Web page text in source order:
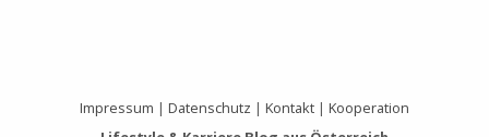
Impressum | Datenschutz | Kontakt | Kooperation